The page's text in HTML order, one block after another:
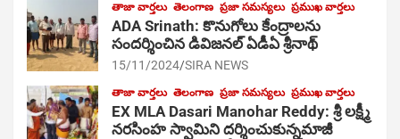
తాజా వార్తలు తెలంగాణ ప్రజా సమస్యలు ప్రముఖ వార్తలు
ADA Srinath: కొనుగోలు కేంద్రాల‌ను
సంద‌ర్శించిన డివిజనల్ ఏడీఏ శ్రీనాథ్
15/11/2024 SIRA NEWS
తాజా వార్తలు తెలంగాణ ప్రజా సమస్యలు ప్రముఖ వార్తలు
EX MLA Dasari Manohar Reddy: శ్రీ లక్ష్మీ
నరసింహ స్వామిని దర్శించుకున్నమాజీ